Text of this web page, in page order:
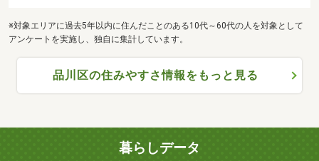
※対象エリアに過去5年以内に住んだことのある10代～60代の人を対象として
アンケートを実施し、独自に集計しています。
品川区の住みやすさ情報をもっと見る
暮らしデータ